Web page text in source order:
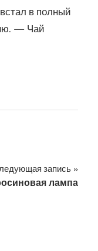
в полный
— Чай
запись
лампа